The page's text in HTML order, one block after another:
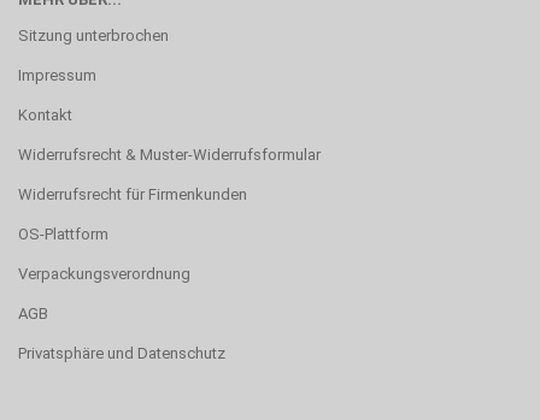
Sitzung unterbrochen
Impressum
Kontakt
Widerrufsrecht & Muster-Widerrufsformular
Widerrufsrecht für Firmenkunden
OS-Plattform
Verpackungsverordnung
AGB
Privatsphäre und Datenschutz